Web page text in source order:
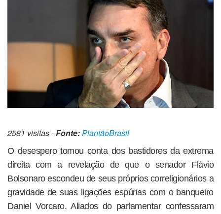
2581 visitas -Fonte:PlantãoBrasil
O desespero tomou conta dos bastidores da extrema
direita com a revelação de que o senador Flávio
Bolsonaro escondeu de seus próprios correligionários a
gravidade de suas ligações espúrias com o banqueiro
Daniel Vorcaro. Aliados do parlamentar confessaram